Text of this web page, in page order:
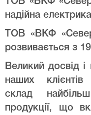
надійна
ТОВ «ВКФ
розвивається з
Великий досвід
наших
склад
продукції, що